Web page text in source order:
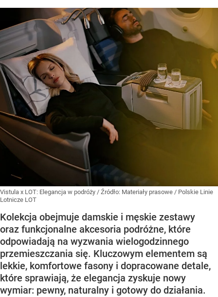
Vistula x LOT: Elegancja w podróży / Źródło: Materiały prasowe / Polskie Linie
Lotnicze LOT
Kolekcja obejmuje damskie i męskie zestawy
oraz funkcjonalne akcesoria podróżne, które
odpowiadają na wyzwania wielogodzinnego
przemieszczania się. Kluczowym elementem są
lekkie, komfortowe fasony i dopracowane detale,
które sprawiają, że elegancja zyskuje nowy
wymiar: pewny, naturalny i gotowy do działania.